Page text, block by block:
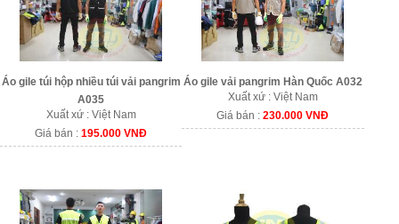
Áo gile túi hộp nhiều túi vải pangrim
A035
Xuất xứ : Việt Nam
Giá bán :195.000 VNĐ
Áo gile vải pangrim Hàn Quốc A032
Xuất xứ : Việt Nam
Giá bán :230.000 VNĐ